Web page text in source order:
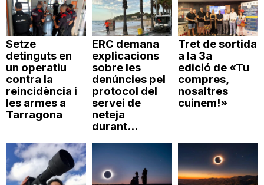
Setze
detinguts en
un operatiu
contra la
reincidència i
les armes a
Tarragona
ERC demana
explicacions
sobre les
denúncies pel
protocol del
servei de
neteja
durant...
Tret de sortida
a la 3a
edició de «Tu
compres,
nosaltres
cuinem!»